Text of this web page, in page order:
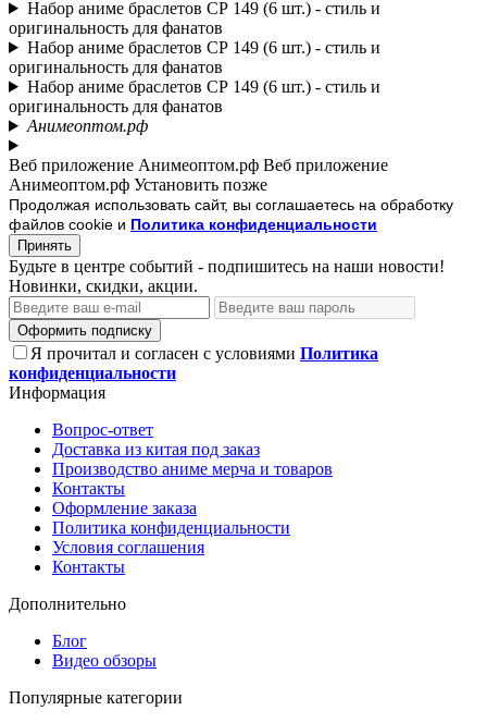
Набор аниме браслетов СР 149 (6 шт.) - стиль и
оригинальность для фанатов
Набор аниме браслетов СР 149 (6 шт.) - стиль и
оригинальность для фанатов
Набор аниме браслетов СР 149 (6 шт.) - стиль и
оригинальность для фанатов
Анимеоптом.рф
Веб приложение Анимеоптом.рф Веб приложение
Анимеоптом.рф Установить позже
Продолжая использовать сайт, вы соглашаетесь на обработку
файлов cookie и Политика конфиденциальности
Принять
Будьте в центре событий - подпишитесь на наши новости!
Новинки, скидки, акции.
Оформить подписку
Я прочитал и согласен с условиями Политика
конфиденциальности
Информация
Вопрос-ответ
Доставка из китая под заказ
Производство аниме мерча и товаров
Контакты
Оформление заказа
Политика конфиденциальности
Условия соглашения
Контакты
Дополнительно
Блог
Видео обзоры
Популярные категории